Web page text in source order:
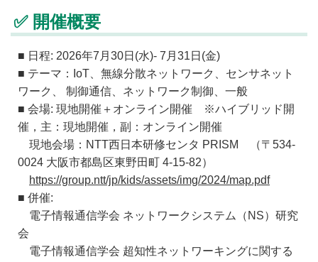
✅ 開催概要
■ 日程: 2026年7月30日(水)- 7月31日(金)
■ テーマ：IoT、無線分散ネットワーク、センサネット
ワーク、 制御通信、ネットワーク制御、一般
■ 会場: 現地開催＋オンライン開催 ※ハイブリッド開
催，主：現地開催，副：オンライン開催
現地会場：NTT西日本研修センタ PRISM （〒534-
0024 大阪市都島区東野田町 4-15-82）
https://group.ntt/jp/kids/assets/img/2024/map.pdf
■ 併催:
電子情報通信学会 ネットワークシステム（NS）研究
会
電子情報通信学会 超知性ネットワーキングに関する